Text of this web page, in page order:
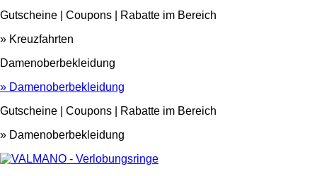
Gutscheine | Coupons | Rabatte im Bereich
» Kreuzfahrten
Damenoberbekleidung
» Damenoberbekleidung
Gutscheine | Coupons | Rabatte im Bereich
» Damenoberbekleidung